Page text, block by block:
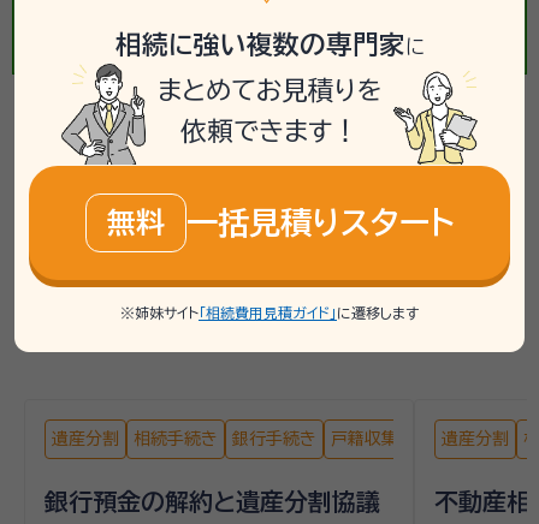
【相続手続き】の相談事例
掲載している相談事例は、「いい相続」で過去にお受けした
ご相談内容をもとに、個人が特定されないよう匿名化・一
部編集したうえで要約したものです。実際に必要な手続き
や相談先は、お客様の状況により異なるため、詳しくは専
遺産分割 相続手続き 銀行手続き 戸籍収集
銀行預金の解約と遺産分割協議
遺産分割
不動産相
相続に強い複数の専門家に
まとめてお見積りを
依頼できます！
無料 一括見積りスタート
※姉妹サイト 「相続費用見積ガイド」 に遷移します